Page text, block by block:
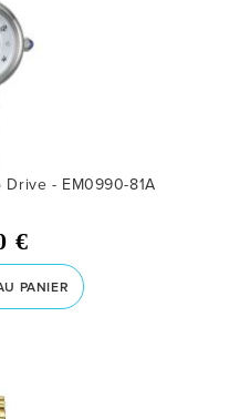
NOUS
- EM0990-81A
€
PANIER